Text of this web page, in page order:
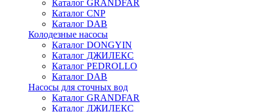
Каталог GRANDFAR
Каталог CNP
Каталог DAB
Колодезные насосы
Каталог DONGYIN
Каталог ДЖИЛЕКС
Каталог PEDROLLO
Каталог DAB
Насосы для сточных вод
Каталог GRANDFAR
Каталог ДЖИЛЕКС